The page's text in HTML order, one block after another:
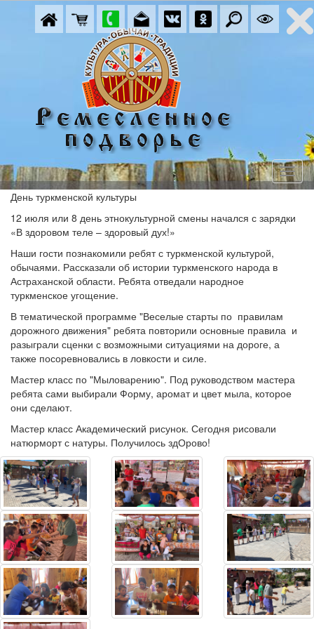
День туркменской культуры
12 июля или 8 день этнокультурной смены начался с зарядки
«В здоровом теле – здоровый дух!»
Наши гости познакомили ребят с туркменской культурой,
обычаями. Рассказали об истории туркменского народа в
Астраханской области. Ребята отведали народное
туркменское угощение.
В тематической программе "Веселые старты по правилам
дорожного движения" ребята повторили основные правила и
разыграли сценки с возможными ситуациями на дороге, а
также посоревновались в ловкости и силе.
Мастер класс по "Мыловарению". Под руководством мастера
ребята сами выбирали Форму, аромат и цвет мыла, которое
они сделают.
Мастер класс Академический рисунок. Сегодня рисовали
натюрморт с натуры. Получилось здОрово!